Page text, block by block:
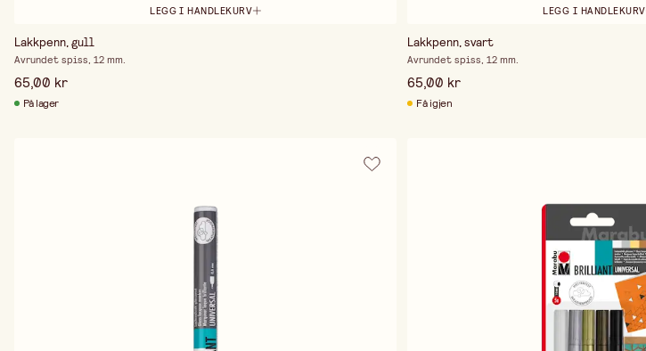
LEGG I HANDLEKURV
Lakkpenn, gull
Avrundet spiss, 12 mm.
65,00 kr
På lager
LEGG I HANDLEKURV
Lakkpenn, svart
Avrundet spiss, 12 mm.
65,00 kr
Få igjen